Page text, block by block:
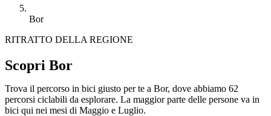
Bor
RITRATTO DELLA REGIONE
Scopri Bor
Trova il percorso in bici giusto per te a Bor, dove abbiamo 62
percorsi ciclabili da esplorare. La maggior parte delle persone va in
bici qui nei mesi di Maggio e Luglio.